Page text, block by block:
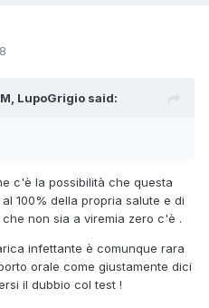
LupoGrigio said:
c'è la possibilità che questa
100% della propria salute e di
non sia a viremia zero c'è .
infettante è comunque rara
orale come giustamente dici
il dubbio col test !